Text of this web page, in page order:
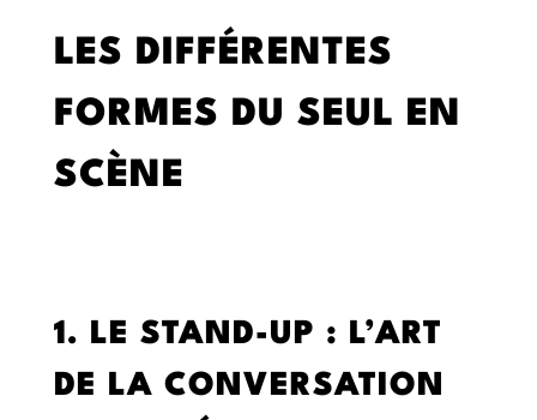
LES DIFFÉRENTES
FORMES DU SEUL EN
SCÈNE
1. LE STAND-UP : L’ART
DE LA CONVERSATION